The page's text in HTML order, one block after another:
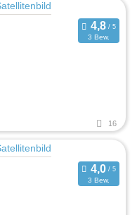
3 Bew.
16
3 Bew.